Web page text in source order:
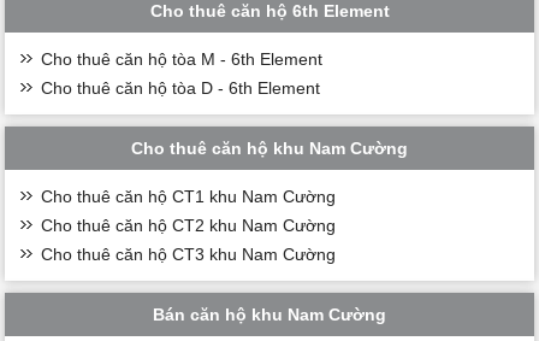
Cho thuê căn hộ 6th Element
Cho thuê căn hộ tòa M - 6th Element
Cho thuê căn hộ tòa D - 6th Element
Cho thuê căn hộ khu Nam Cường
Cho thuê căn hộ CT1 khu Nam Cường
Cho thuê căn hộ CT2 khu Nam Cường
Cho thuê căn hộ CT3 khu Nam Cường
Bán căn hộ khu Nam Cường